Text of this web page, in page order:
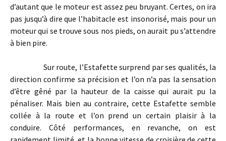
d’autant que le moteur est assez peu bruyant. Certes, on ira
pas jusqu’à dire que l’habitacle est insonorisé, mais pour un
moteur qui se trouve sous nos pieds, on aurait pu s’attendre
à bien pire.
Sur route, l’Estafette surprend par ses qualités, la
direction confirme sa précision et l’on n’a pas la sensation
d’être gêné par la hauteur de la caisse qui aurait pu la
pénaliser. Mais bien au contraire, cette Estafette semble
collée à la route et l’on prend un certain plaisir à la
conduire. Côté performances, en revanche, on est